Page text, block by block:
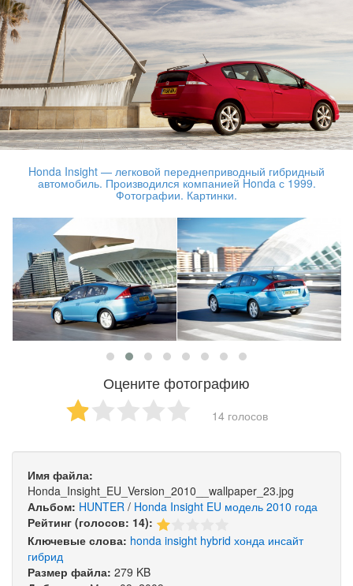
Honda Insight — легковой переднеприводный гибридный
автомобиль. Производился компанией Honda с 1999.
Фотографии. Картинки.
Оцените фотографию
14 голосов
Имя файла:
Honda_Insight_EU_Version_2010__wallpaper_23.jpg
Альбом: HUNTER / Honda Insight EU модель 2010 года
Рейтинг (голосов: 14):
Ключевые слова: honda insight hybrid хонда инсайт
гибрид
Размер файла: 279 KB